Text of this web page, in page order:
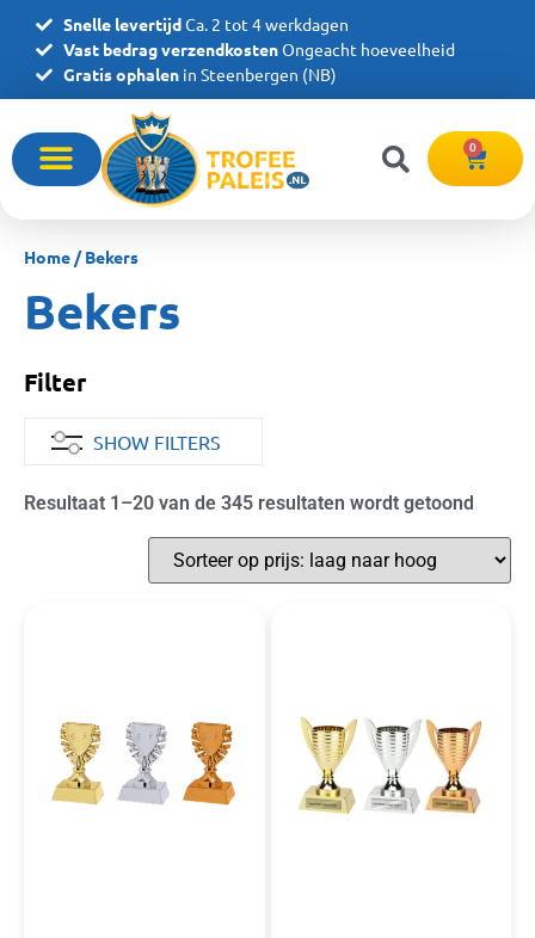
Snelle levertijdCa. 2 tot 4 werkdagen
Vast bedrag verzendkostenOngeacht hoeveelheid
Gratis ophalen in Steenbergen (NB)
0
Home / Bekers
Bekers
Filter
SHOW FILTERS
Resultaat 1–20 van de 345 resultaten wordt getoond